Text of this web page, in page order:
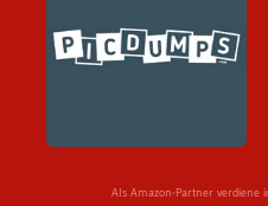
Als Amazon-Partner verdiene